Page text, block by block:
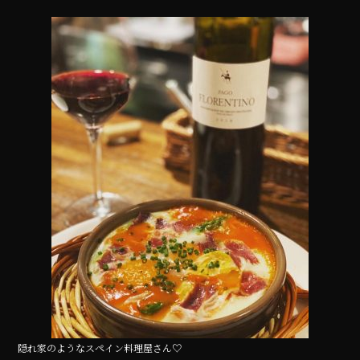
c
e
b
o
o
k
it
te
r
e
隠れ家のようなスペイン料理屋さん♡